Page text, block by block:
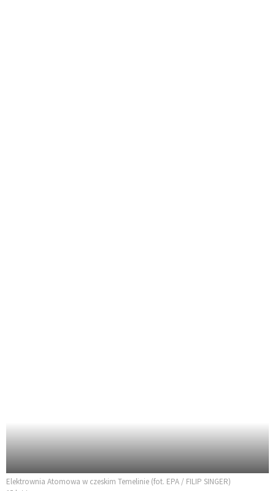
Elektrownia Atomowa w czeskim Temelinie (fot. EPA / FILIP SINGER)